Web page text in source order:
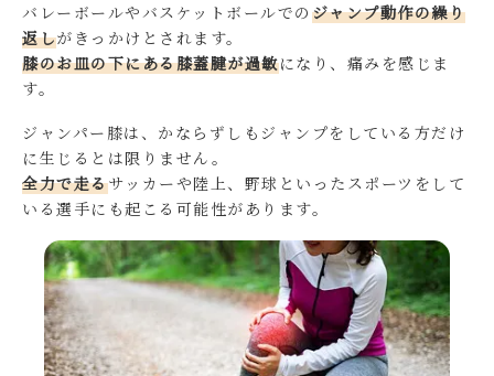
バレーボールやバスケットボールでの ジャンプ動作の繰り
返しがきっかけとされます。
膝のお皿の下にある膝蓋腱が過敏になり、痛みを感じま
す。
ジャンパー膝は、かならずしもジャンプをしている方だけ
に生じるとは限りません。
全力で走るサッカーや陸上、野球といったスポーツをして
いる選手にも起こる可能性があります。